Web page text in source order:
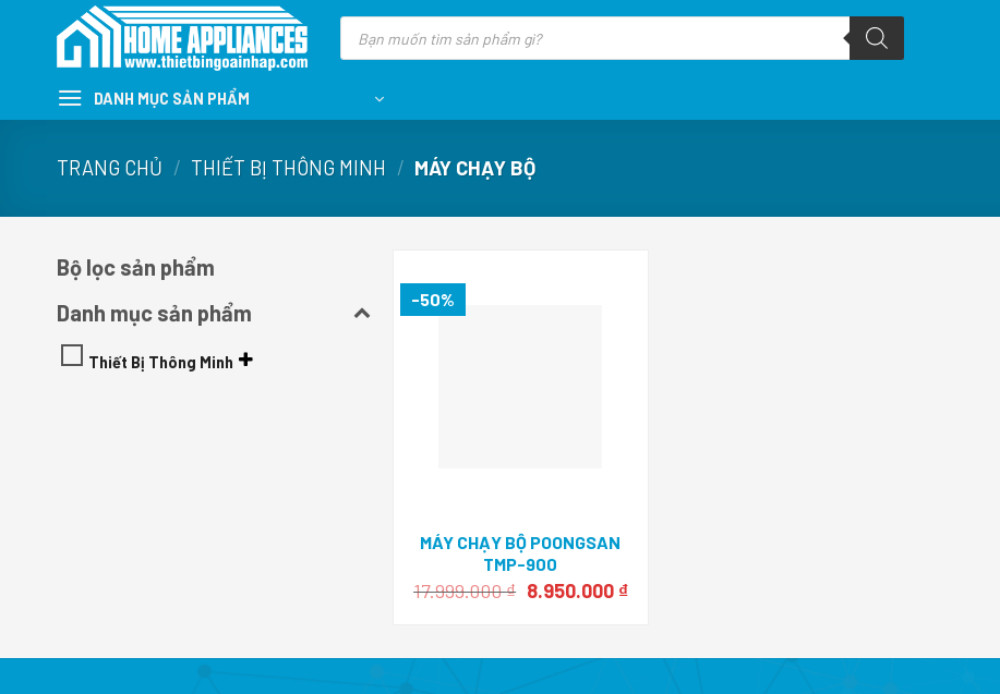
Tìm
kiếm
phẩm
DANH MỤC SẢN PHẨM
TRANG CHỦ / THIẾT BỊ THÔNG MINH / MÁY CHẠY BỘ
Bộ lọc sản phẩm
Danh mục sản phẩm
Thiết Bị Thông Minh
-50%
MÁY CHẠY BỘ POONGSAN
TMP-900
17.999.000₫ Giá
8.950.000 ₫Giá